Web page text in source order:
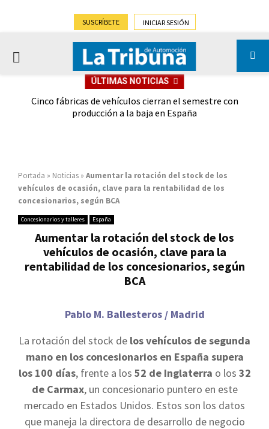
SUSCRÍBETE INICIAR SESIÓN
PRIMARY
ÚLTIMAS NOTICIAS
Cinco fábricas de vehículos cierran el semestre con
producción a la baja en España
Portada » Noticias » Aumentar la rotación del stock de los
vehículos de ocasión, clave para la rentabilidad de los
concesionarios, según BCA
Concesionarios y talleres España
Aumentar la rotación del stock de los
vehículos de ocasión, clave para la
rentabilidad de los concesionarios, según
BCA
Pablo M. Ballesteros / Madrid
La rotación del stock de los vehículos de segunda
mano en los concesionarios en España supera
los 100 días, frente a los 52 de Inglaterra o los 32
de Carmax, un concesionario puntero en este
mercado en Estados Unidos. Estos son los datos
que maneja la directora de desarrollo de negocio